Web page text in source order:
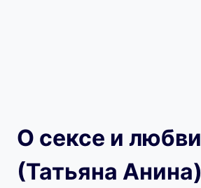
О сексе и любви
(Татьяна Анина)